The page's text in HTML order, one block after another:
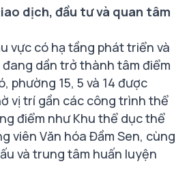
dịch, đầu tư và quan tâm
vực có hạ tầng phát triển và
dần trở thành tâm điểm
phường 15, 5 và 14 được
vị trí gần các công trình thể
điểm như Khu thể dục thể
viên Văn hóa Đầm Sen, cùng
và trung tâm huấn luyện